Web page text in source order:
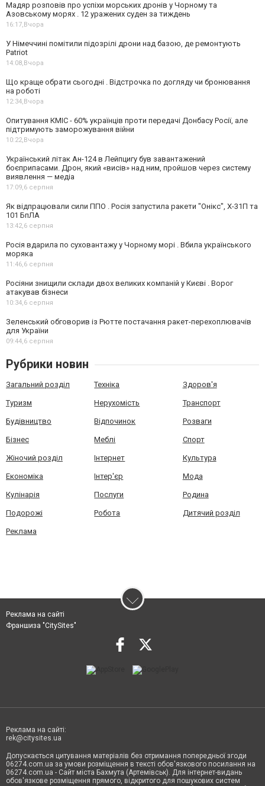
Мадяр розповів про успіхи морських дронів у Чорному та
Азовському морях . 12 уражених суден за тиждень
16:17,Вчора
У Німеччині помітили підозрілі дрони над базою, де ремонтують
Patriot
14:08,Вчора
Що краще обрати сьогодні . Відстрочка по догляду чи бронювання
на роботі
12:34,Вчора
Опитування КМІС - 60% українців проти передачі Донбасу Росії, але
підтримують заморожування війни
10:22,Вчора
Український літак Ан-124 в Лейпцигу був завантажений
боєприпасами. Дрон, який «висів» над ним, пройшов через систему
виявлення — медіа
17:09,6 серпня
Як відпрацювали сили ППО . Росія запустила ракети "Онікс", Х-31П та
101 БпЛА
13:42,6 серпня
Росія вдарила по суховантажу у Чорному морі . Вбила українського
моряка
11:46,6 серпня
Росіяни знищили склади двох великих компаній у Києві . Ворог
атакував бізнеси
10:34,6 серпня
Зеленський обговорив із Рютте постачання ракет-перехоплювачів
для України
09:44,6 серпня
Рубрики новин
Загальний розділ Техніка Здоров'я
Туризм Нерухомість Транспорт
Будівництво Відпочинок Розваги
Бізнес Меблі Спорт
Жіночий розділ Інтернет Культура
Економіка Інтер'єр Мода
Кулінарія Послуги Родина
Подорожі Робота Дитячий розділ
Реклама
Реклама на сайті
Франшиза "CitySites"
Реклама на сайті:
rek@citysites.ua
Допускається цитування матеріалів без отримання попередньої згоди
06274.com.ua за умови розміщення в тексті обов'язкового посилання на
06274.com.ua - Сайт міста Бахмута (Артемівськ). Для інтернет-видань
обов'язкове розміщення прямого, відкритого для пошукових систем